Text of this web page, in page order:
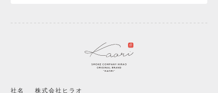
社名 株式会社ヒラオ